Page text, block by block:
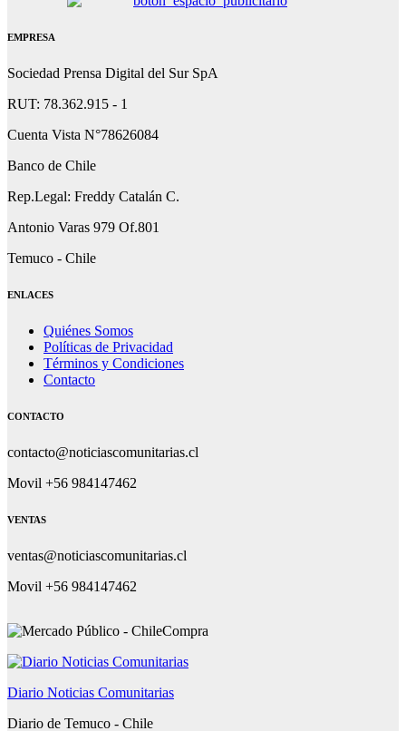
EMPRESA
Sociedad Prensa Digital del Sur SpA
RUT: 78.362.915 - 1
Cuenta Vista N°78626084
Banco de Chile
Rep.Legal: Freddy Catalán C.
Antonio Varas 979 Of.801
Temuco - Chile
ENLACES
Quiénes Somos
Políticas de Privacidad
Términos y Condiciones
Contacto
CONTACTO
contacto@noticiascomunitarias.cl
Movil +56 984147462
VENTAS
ventas@noticiascomunitarias.cl
Movil +56 984147462
Diario Noticias Comunitarias
Diario de Temuco - Chile